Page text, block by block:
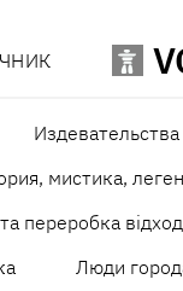
мистика,
переробка
Люди